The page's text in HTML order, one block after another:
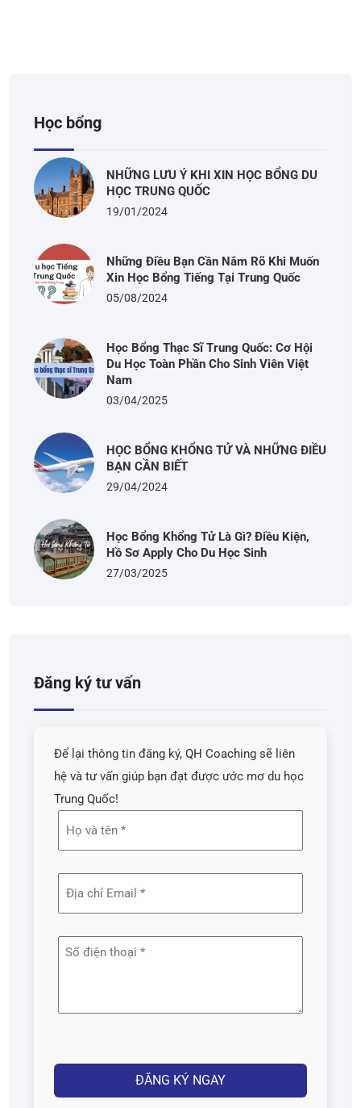
Học bổng
NHỮNG LƯU Ý KHI XIN HỌC BỔNG DU
HỌC TRUNG QUỐC
19/01/2024
Những Điều Bạn Cần Nắm Rõ Khi Muốn
Xin Học Bổng Tiếng Tại Trung Quốc
05/08/2024
Học Bổng Thạc Sĩ Trung Quốc: Cơ Hội
Du Học Toàn Phần Cho Sinh Viên Việt
Nam
03/04/2025
HỌC BỔNG KHỔNG TỬ VÀ NHỮNG ĐIỀU
BẠN CẦN BIẾT
29/04/2024
Học Bổng Khổng Tử Là Gì? Điều Kiện,
Hồ Sơ Apply Cho Du Học Sinh
27/03/2025
Đăng ký tư vấn
Để lại thông tin đăng ký, QH Coaching sẽ liên
hệ và tư vấn giúp bạn đạt được ước mơ du học
Trung Quốc!
tên
(Required)
email
(Required)
Số